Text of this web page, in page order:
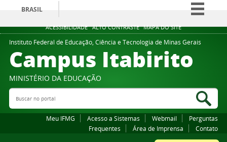
ACESSIBILIDADE ALTO CONTRASTE MAPA DO SITE
BRASIL
Simplifique!
Comunica BR
Participe
Legislação
Instituto Federal de Educação, Ciência e Tecnologia de Minas Gerais
Campus Itabirito
MINISTÉRIO DA EDUCAÇÃO
Buscar no portal
Meu IFMG Acesso a Sistemas Webmail
Perguntas
Frequentes
Área de Imprensa Contato